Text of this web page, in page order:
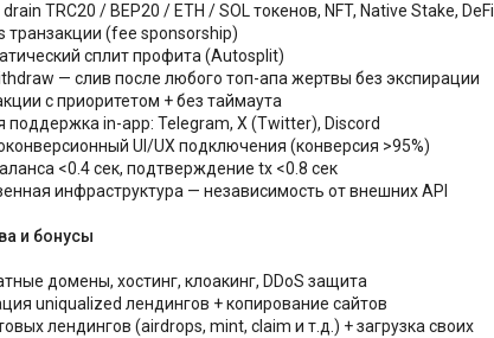
TRC20 / BEP20 / ETH / SOL токенов, NFT, Native Stake, DeFi
транзакции (fee sponsorship)
сплит профита (Autosplit)
— слив после любого топ-апа жертвы без экспирации
с приоритетом + без таймаута
поддержка in-app: Telegram, X (Twitter), Discord
UI/UX подключения (конверсия >95%)
<0.4 сек, подтверждение tx <0.8 сек
инфраструктура — независимость от внешних API
и бонусы
домены, хостинг, клоакинг, DDoS защита
uniqualized лендингов + копирование сайтов
лендингов (airdrops, mint, claim и т.д.) + загрузка своих